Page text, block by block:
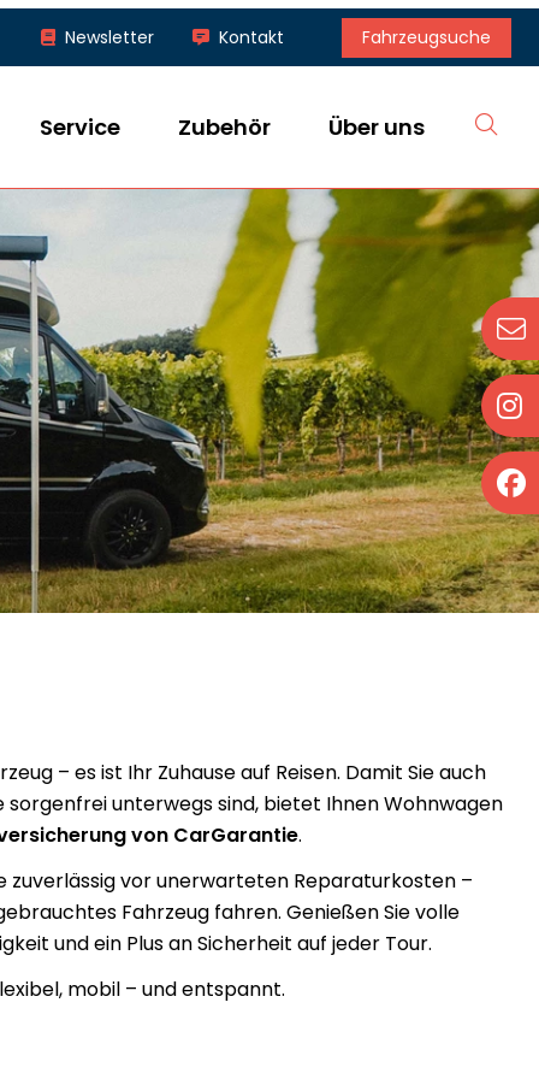
Newsletter Kontakt Fahrzeugsuche
Service Zubehör Über uns
– es ist Ihr Zuhause auf Reisen. Damit Sie auch
unterwegs sind, bietet Ihnen Wohnwagen
von CarGarantie.
zuverlässig vor unerwarteten Reparaturkosten –
Fahrzeug fahren. Genießen Sie volle
und ein Plus an Sicherheit auf jeder Tour.
mobil – und entspannt.